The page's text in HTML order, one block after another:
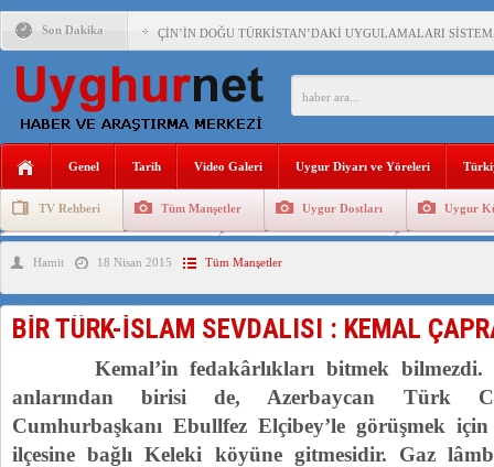
Son Dakika ÇİN’İN DOĞU TÜRKİSTAN’DAKİ UYGULAMALARI
DİYANET AKADEMİSİ BAŞKANI DOÇ.DR.KAAN : DOĞU
ÇİN’İN UYGUR POLİTİKALARINI ÖVEN DİYANET
MHP’DEN URUMÇİ KATLİAMI MESAJİ : 05.07.2009
İŞGALCİ ÇİN’DEN “FETİHLER SULTANI
SAADET PARTİSİ İLÇE BAŞKANI : TEMMUZ AYI,DOĞU
İŞGALCİ ÇİN,DOĞU TÜRKİSTAN’DA EN AZ 143 BİN
Genel Tarih Video Galeri Uygur Diyarı ve Yöreleri
TV Rehberi Tüm Manşetler Uygur Dostları Uygur
Uygurlarda Düğün ve Cenaze
Hamit 18 Nisan 2015 Tüm Manşetler
BİR TÜRK-İSLAM SEVDALISI : KEMAL
Kemal’in fedakârlıkları bitmek bilmezdi.
anlarından birisi de, Azerbaycan Türk
Cumhurbaşkanı Ebullfez Elçibey’le görüşmek için
ilçesine bağlı Keleki köyüne gitmesidir. Gaz